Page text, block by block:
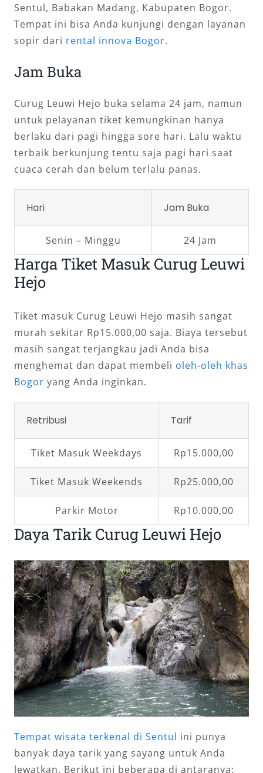
Sentul, Babakan Madang, Kabupaten Bogor.
Tempat ini bisa Anda kunjungi dengan layanan
sopir dari rental innova Bogor.
Jam Buka
Curug Leuwi Hejo buka selama 24 jam, namun
untuk pelayanan tiket kemungkinan hanya
berlaku dari pagi hingga sore hari. Lalu waktu
terbaik berkunjung tentu saja pagi hari saat
cuaca cerah dan belum terlalu panas.
Hari Jam Buka
Senin – Minggu 24 Jam
Harga Tiket Masuk Curug Leuwi
Hejo
Tiket masuk Curug Leuwi Hejo masih sangat
murah sekitar Rp15.000,00 saja. Biaya tersebut
masih sangat terjangkau jadi Anda bisa
menghemat dan dapat membeli oleh-oleh khas
Bogor yang Anda inginkan.
Retribusi Tarif
Tiket Masuk Weekdays Rp15.000,00
Tiket Masuk Weekends Rp25.000,00
Parkir Motor Rp10.000,00
Daya Tarik Curug Leuwi Hejo
Tempat wisata terkenal di Sentul ini punya
banyak daya tarik yang sayang untuk Anda
lewatkan. Berikut ini beberapa di antaranya: